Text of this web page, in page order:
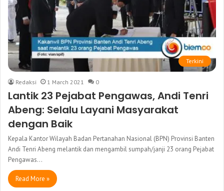
Terkini
Redaksi 1 March 2021 0
Lantik 23 Pejabat Pengawas, Andi Tenri
Abeng: Selalu Layani Masyarakat
dengan Baik
Kepala Kantor Wilayah Badan Pertanahan Nasional (BPN) Provinsi Banten
Andi Tenri Abeng melantik dan mengambil sumpah/janji 23 orang Pejabat
Pengawas…
Read More »